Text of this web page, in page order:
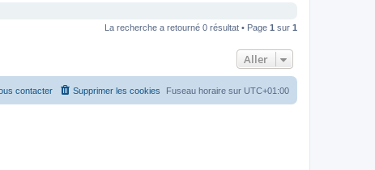
La recherche a retourné 0 résultat • Page 1 sur 1
Aller
Fuseau horaire sur UTC+01:00
Supprimer les cookies
contacter